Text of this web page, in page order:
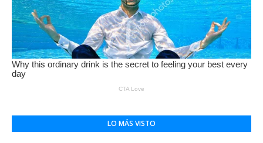
LO MÁS VISTO